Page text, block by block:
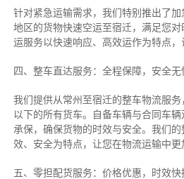
针对紧急运输需求，我们特别推出了
地区的货物快速空运至宿迁，满足您
运服务以快速响应、高效运作为特点，
四、整车直达服务：全程保障，安全无
我们提供从常州至宿迁的整车物流服
以下的所有货车。自备车辆与合同车
承保，确保货物的时效与安全。我们
效、安全为特点，让您在物流运输中更
五、零担配货服务：价格优惠，时效快